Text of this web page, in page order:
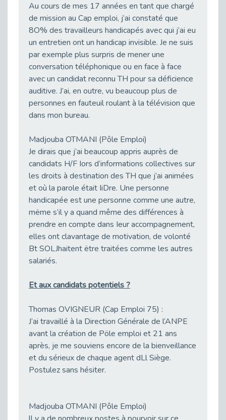
L’acculturation des collaborateurs de France Travail se poursuit sur les Hauts de Seine.
Publié le 19/02/2026
Réunion des Teams TH du bassin GPSO : cap sur 2026
Publié le 18/02/2026
Châtillon : Un franc succès pour le forum « Réussir Sans Attendre »
Rédiger un CV et une lettre de motivation pour la fonction publique ne s’improvise pas - vidéo
Publié le 13/02/2026
Publié le 12/02/2026
Prévention des TMS : les subventions du Fipu en 2026
Arrêt de travail et maintien en emploi
Publié le 09/02/2026
Parler de son handicap en entretien d’embauche ne relève ni d’une obligation légale ni d’un aveu intime - vidéo
Publié le 09/02/2026
Quel salaire pour les alternants en 2026 ?
Publié le 06/02/2026
Publié le 06/02/2026
Publié le 05/02/2026
Immersion Facilitée -Comment utiliser la plateforme ?
Publié le 05/02/2026
Nouvelles technologies et handicap : vers un travail plus accessible
Publié le 04/02/2026
On est passé du bureau au stade pour favoriser les recrutements
Au cours de mes 17 années en tant que chargé
de mission au Cap emploi, j’ai constaté que
8O% des travailleurs handicapés avec qui j’ai eu
un entretien ont un handicap invisible. Je ne suis
par exemple plus surpris de mener une
conversation téléphonique ou en face à face
avec un candidat reconnu TH pour sa déficience
auditive. J’ai, en outre, vu beaucoup plus de
personnes en fauteuil roulant à la télévision que
dans mon bureau.
Madjouba OTMANI (Pôle Emploi)
Je dirais que j’ai beaucoup appris auprès de
candidats H/F Iors d’informations collectives sur
les droits à destination des TH que j’ai animées
et où la parole était IiDre. Une personne
handicapée est une personne comme une autre,
mëme s’il y a quand même des différences à
prendre en compte dans Ieur accompagnement,
elles ont clavantage de motivation, de volonté
Bt SOLJhaitent ëtre traitées comme les autres
salariés.
Et aux candidats potentiels ?
Thomas OVIGNEUR (Cap Emploi 75) :
J’ai travaillé à la Direction Générale de l’ANPE
avant la création de Pöle emploi et 21 ans
après, je me souviens encore de la bienveillance
et du sérieux de chaque agent dLl Siège.
Postulez sans hésiter.
Madjouba OTMANI (Pôle Emploi)